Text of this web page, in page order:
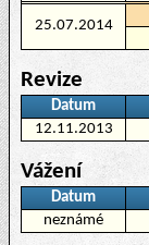
25.07.2014
Revize
Datum
12.11.2013
Vážení
Datum
neznámé